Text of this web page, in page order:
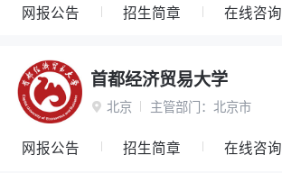
网报公告 招生简章 在线咨询
首都经济贸易大学
 北京 主管部门： 北京市
网报公告 招生简章 在线咨询